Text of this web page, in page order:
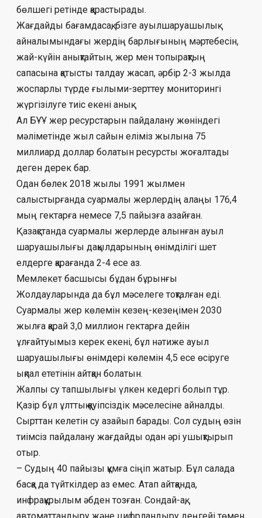
бөл­шегі ретінде қарастырады.
Жағдайды бағамдасақ, бізге ауыл­шаруа­шылық
айналымындағы жер­дің барлығының мәртебесін,
жай-күйін аны­қтайтын, жер мен топырақтың
сапасына қа­тысты талдау жасап, әрбір 2-3 жылда
жос­парлы түрде ғылыми-зерттеу мониторингі
жүргізілуге тиіс екені анық.
Ал БҰҰ жер ресурстарын пайдалану жө­нін­дегі
мәліметінде жыл сайын еліміз жы­лына 75
миллиард доллар болатын ресурсты жоғалтады
деген дерек бар.
Одан бөлек 2018 жылы 1991 жылмен
салыстырғанда суармалы жерлердің алаңы 176,4
мың гектарға немесе 7,5 пайызға азайған.
Қазақстанда суармалы жерлерде алынған ауыл
шаруашылығы дақылдарының өнімділігі шет
елдерге қарағанда 2-4 есе аз.
Мемлекет басшысы бұдан бұрынғы
Жолдауларында да бұл мәселеге тоқ­талған еді.
Суармалы жер көлемін кезең-ке­зеңімен 2030
жылға қарай 3,0 миллион гек­тарға дейін
ұлғайтуымыз керек екені, бұл нә­тиже ауыл
шаруашылығы өнімдері көле­мін 4,5 есе өсіруге
ықпал ететінін айтқан болатын.
Жалпы су тапшылығы үлкен кедергі бо­лып тұр.
Қазір бұл ұлттық қауіп­сіздік мәселесіне айналды.
Сырттан келетін су азайып барады. Сол судың өзін
тиімсіз пай­далану жағдайды одан әрі ушықтырып
отыр.
– Судың 40 пайызы құмға сіңіп жатыр. Бұл салада
басқа да түйткілдер аз емес. Атап айт­қанда,
инфрақұрылым әбден тозған. Сон­дай-ақ,